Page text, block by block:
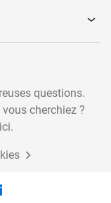
questions.
cherchiez ?